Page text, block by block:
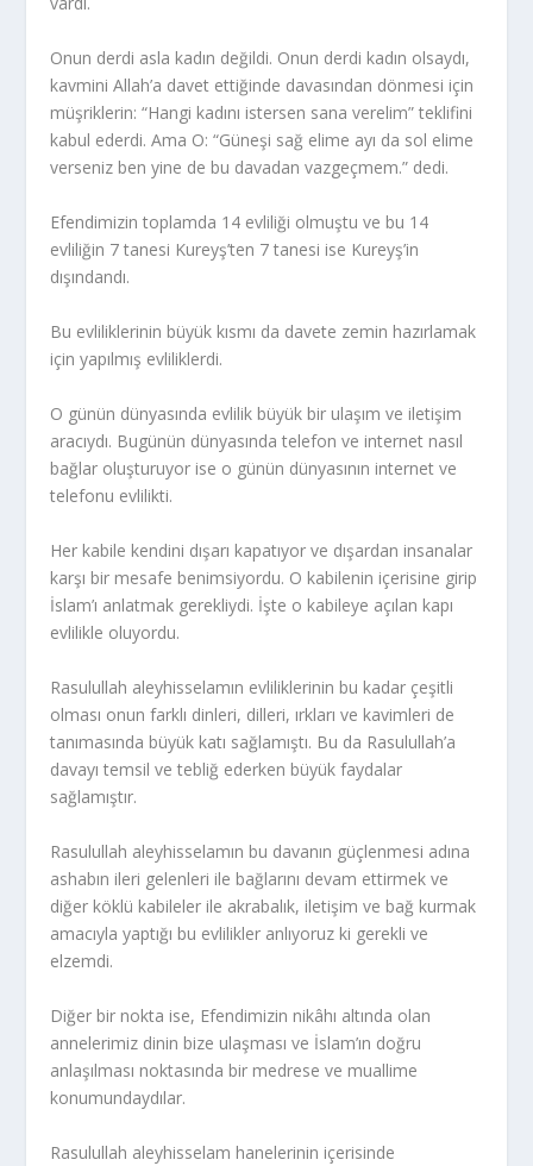
Onun derdi asla kadın değildi. Onun derdi kadın olsaydı,
kavmini Allah’a davet ettiğinde davasından dönmesi için
müşriklerin: “Hangi kadını istersen sana verelim” teklifini
kabul ederdi. Ama O: “Güneşi sağ elime ayı da sol elime
verseniz ben yine de bu davadan vazgeçmem.” dedi.
Efendimizin toplamda 14 evliliği olmuştu ve bu 14
evliliğin 7 tanesi Kureyş’ten 7 tanesi ise Kureyş’in
dışındandı.
Bu evliliklerinin büyük kısmı da davete zemin hazırlamak
için yapılmış evliliklerdi.
O günün dünyasında evlilik büyük bir ulaşım ve iletişim
aracıydı. Bugünün dünyasında telefon ve internet nasıl
bağlar oluşturuyor ise o günün dünyasının internet ve
telefonu evlilikti.
Her kabile kendini dışarı kapatıyor ve dışardan insanalar
karşı bir mesafe benimsiyordu. O kabilenin içerisine girip
İslam’ı anlatmak gerekliydi. İşte o kabileye açılan kapı
evlilikle oluyordu.
Rasulullah aleyhisselamın evliliklerinin bu kadar çeşitli
olması onun farklı dinleri, dilleri, ırkları ve kavimleri de
tanımasında büyük katı sağlamıştı. Bu da Rasulullah’a
davayı temsil ve tebliğ ederken büyük faydalar
sağlamıştır.
Rasulullah aleyhisselamın bu davanın güçlenmesi adına
ashabın ileri gelenleri ile bağlarını devam ettirmek ve
diğer köklü kabileler ile akrabalık, iletişim ve bağ kurmak
amacıyla yaptığı bu evlilikler anlıyoruz ki gerekli ve
elzemdi.
Diğer bir nokta ise, Efendimizin nikâhı altında olan
annelerimiz dinin bize ulaşması ve İslam’ın doğru
anlaşılması noktasında bir medrese ve muallime
konumundaydılar.
Rasulullah aleyhisselam hanelerinin içerisinde